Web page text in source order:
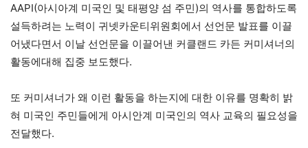
AAPI(아시아계 미국인 및 태평양 섬 주민)의 역사를 통합하도록
설득하려는 노력이 귀넷카운티위원회에서 선언문 발표를 이끌
어냈다면서 이날 선언문을 이끌어낸 커클랜드 카든 커미셔너의
활동에대해 집중 보도했다.
또 커미셔너가 왜 이런 활동을 하는지에 대한 이유를 명확히 밝
혀 미국인 주민들에게 아시안계 미국인의 역사 교육의 필요성을
전달했다.